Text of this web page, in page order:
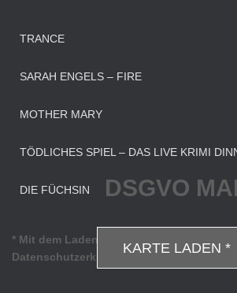
TRANCE
SARAH ENGELS – FIRE
MOTHER MARY
TÖDLICHES SPIEL – DAS LIVE KRIMI
DIE FÜCHSIN DSGVO
KARTE LADEN *
* Mit dem Laden der Karte akzeptierst du
Datenschutzerklärung von Google.Mehr